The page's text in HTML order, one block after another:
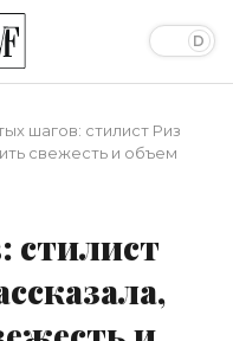
шагов: стилист Риз
свежесть и объем
стилист